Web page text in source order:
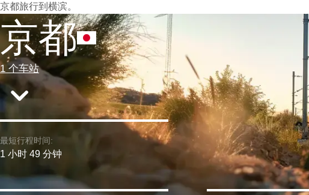
京都旅行到横滨。
京都
1 个车站
最短行程时间:
1 小时 49 分钟